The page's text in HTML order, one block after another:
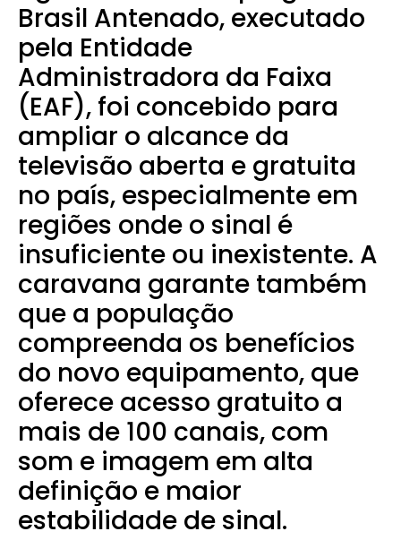
Brasil Antenado, executado
pela Entidade
Administradora da Faixa
(EAF), foi concebido para
ampliar o alcance da
televisão aberta e gratuita
no país, especialmente em
regiões onde o sinal é
insuficiente ou inexistente. A
caravana garante também
que a população
compreenda os benefícios
do novo equipamento, que
oferece acesso gratuito a
mais de 100 canais, com
som e imagem em alta
definição e maior
estabilidade de sinal.